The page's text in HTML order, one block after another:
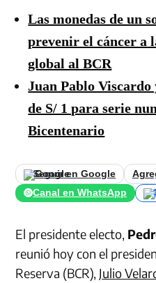
Las monedas de un
prevenir el cáncer a
global al BCR
Juan Pablo Viscardo
de S/ 1 para serie
Bicentenario
Seguir en Google
Canal en WhatsApp
El presidente electo,
reunió hoy con el
Reserva (BCR), Julio